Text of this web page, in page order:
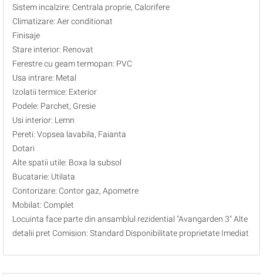
Sistem incalzire: Centrala proprie, Calorifere
Climatizare: Aer conditionat
Finisaje
Stare interior: Renovat
Ferestre cu geam termopan: PVC
Usa intrare: Metal
Izolatii termice: Exterior
Podele: Parchet, Gresie
Usi interior: Lemn
Pereti: Vopsea lavabila, Faianta
Dotari
Alte spatii utile: Boxa la subsol
Bucatarie: Utilata
Contorizare: Contor gaz, Apometre
Mobilat: Complet
Locuinta face parte din ansamblul rezidential "Avangarden 3" Alte
detalii pret Comision: Standard Disponibilitate proprietate Imediat